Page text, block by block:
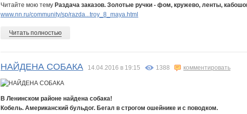
Читайте мою тему Раздача заказов. Золотые ручки - фом, кружево, ленты,
www.nn.ru/community/sp/razda...troy_8_maya.html
Читать полностью
НАЙДЕНА СОБАКА 14.04.2016 в 19:15 1388 комментировать
В Ленинском районе найдена собака!
Кобель. Американский бульдог. Бегал в строгом ошейнике и с поводком.